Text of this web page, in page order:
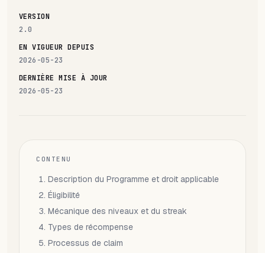
WeiAcademy
Contact
VERSION
2.0
EN VIGUEUR DEPUIS
2026-05-23
DERNIÈRE MISE À JOUR
2026-05-23
CONTENU
Description du Programme et droit applicable
Éligibilité
Mécanique des niveaux et du streak
Types de récompense
Processus de claim